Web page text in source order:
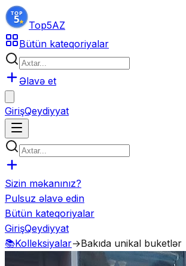
Top5AZ
Bütün kateqoriyalar
Əlavə et
GirişQeydiyyat
Sizin məkanınız?
Pulsuz əlavə edin
Bütün kateqoriyalar
GirişQeydiyyat
📚Kolleksiyalar→Bakıda unikal buketlər